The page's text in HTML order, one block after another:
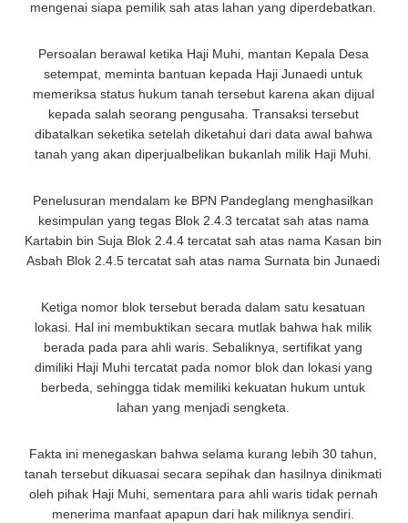
mengenai siapa pemilik sah atas lahan yang diperdebatkan.
Persoalan berawal ketika Haji Muhi, mantan Kepala Desa
setempat, meminta bantuan kepada Haji Junaedi untuk
memeriksa status hukum tanah tersebut karena akan dijual
kepada salah seorang pengusaha. Transaksi tersebut
dibatalkan seketika setelah diketahui dari data awal bahwa
tanah yang akan diperjualbelikan bukanlah milik Haji Muhi.
Penelusuran mendalam ke BPN Pandeglang menghasilkan
kesimpulan yang tegas Blok 2.4.3 tercatat sah atas nama
Kartabin bin Suja Blok 2.4.4 tercatat sah atas nama Kasan bin
Asbah Blok 2.4.5 tercatat sah atas nama Surnata bin Junaedi
Ketiga nomor blok tersebut berada dalam satu kesatuan
lokasi. Hal ini membuktikan secara mutlak bahwa hak milik
berada pada para ahli waris. Sebaliknya, sertifikat yang
dimiliki Haji Muhi tercatat pada nomor blok dan lokasi yang
berbeda, sehingga tidak memiliki kekuatan hukum untuk
lahan yang menjadi sengketa.
Fakta ini menegaskan bahwa selama kurang lebih 30 tahun,
tanah tersebut dikuasai secara sepihak dan hasilnya dinikmati
oleh pihak Haji Muhi, sementara para ahli waris tidak pernah
menerima manfaat apapun dari hak miliknya sendiri.